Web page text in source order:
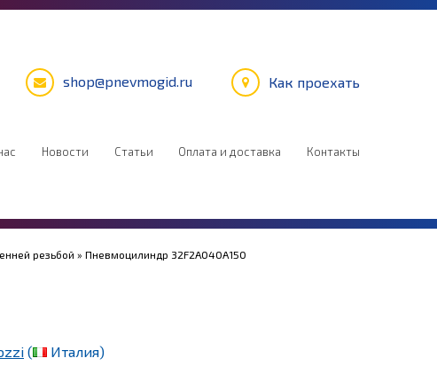
shop@pnevmogid.ru Как проехать
Новости Статьи Оплата и доставка Контакты
резьбой » Пневмоцилиндр 32F2A040A150
(
Италия)